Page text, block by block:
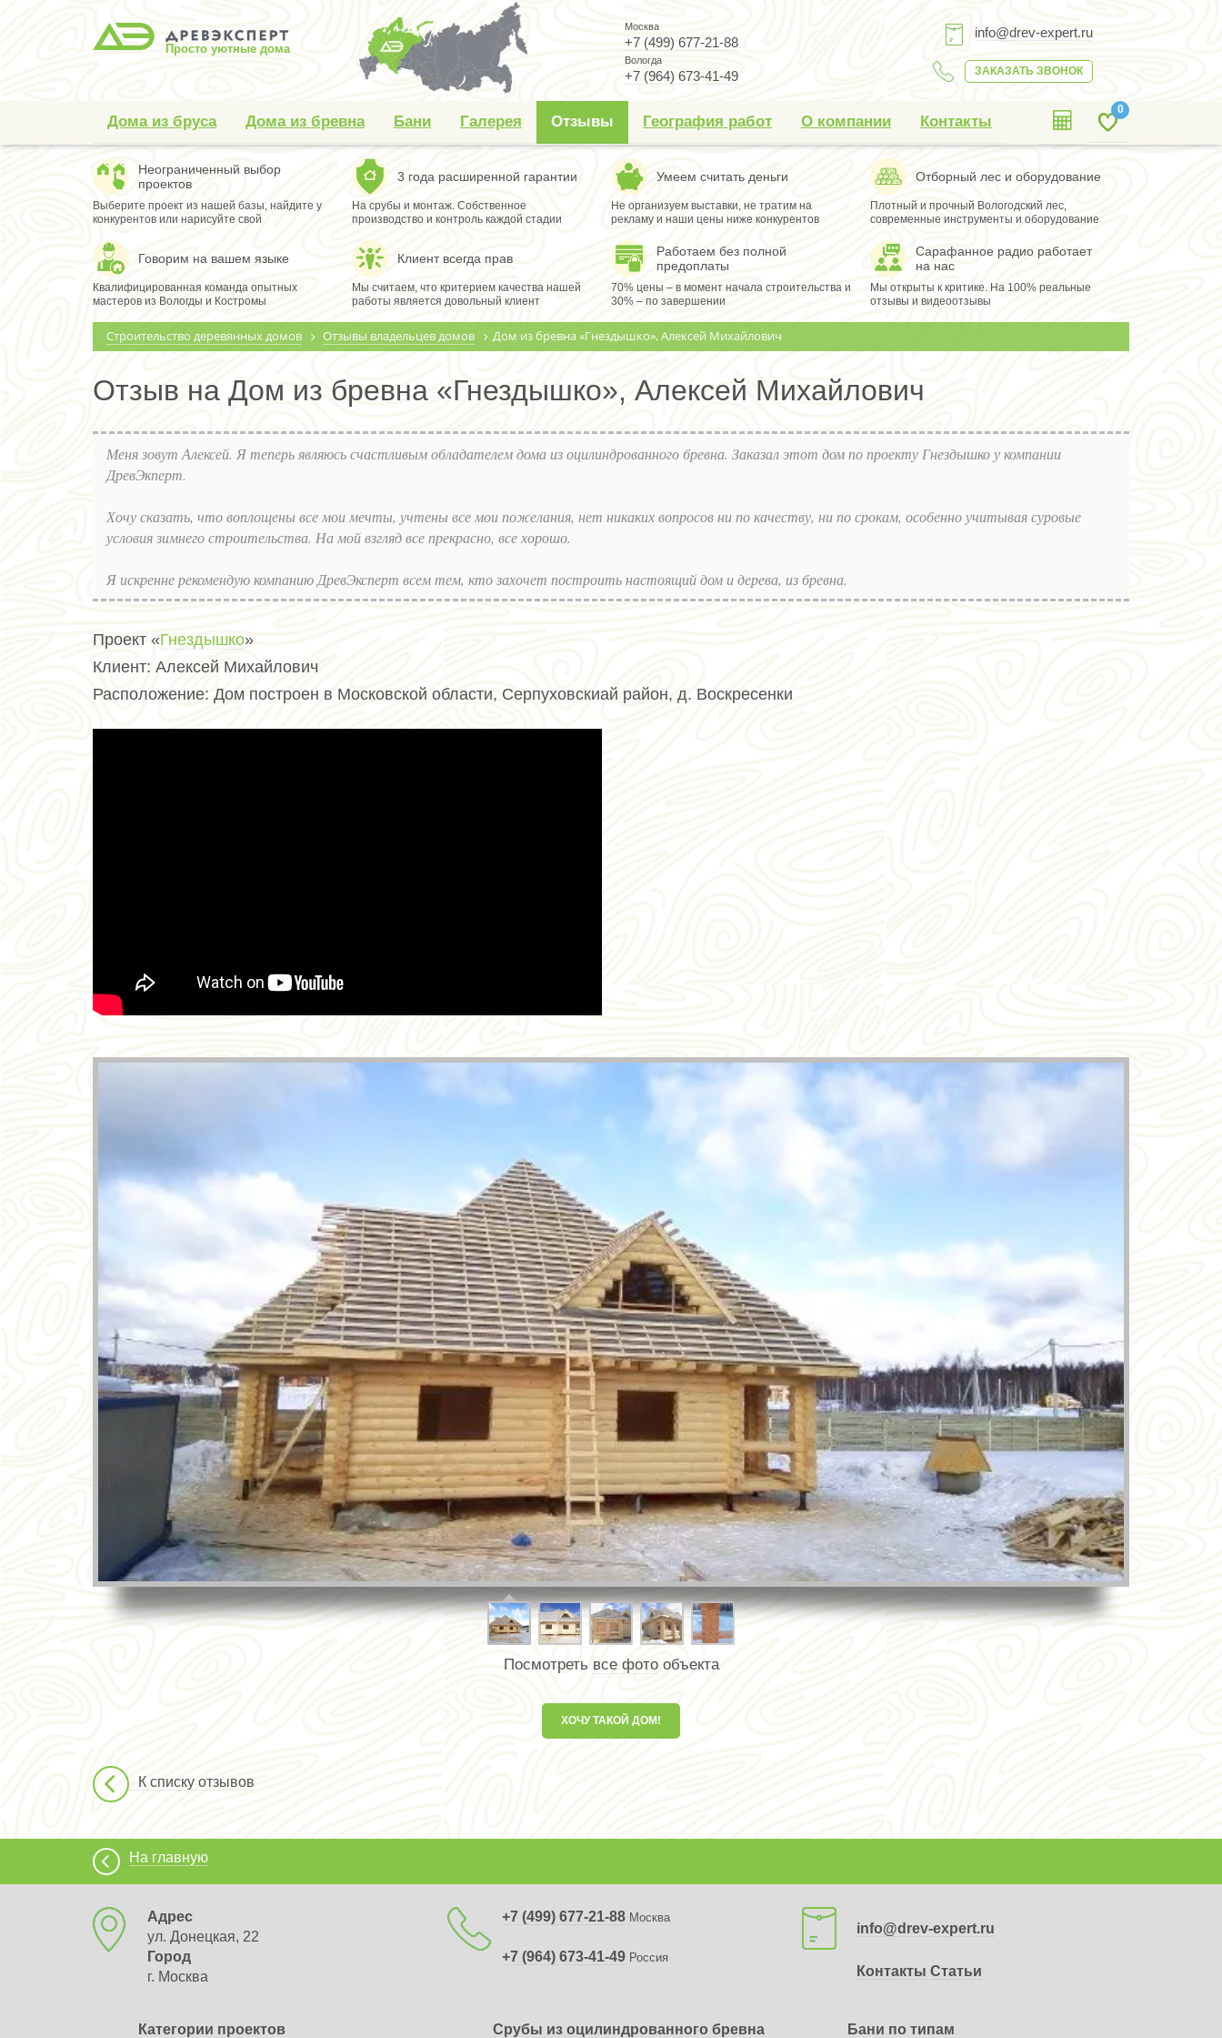
Просто уютные дома
Москва
+7 (499) 677-21-88
Вологда
+7 (964) 673-41-49
info@drev-expert.ru
ЗАКАЗАТЬ ЗВОНОК
Дома из бруса Дома из бревна Бани Галерея Отзывы География работ О компании Контакты
0
Неограниченный выбор
проектов
Выберите проект из нашей базы, найдите у
конкурентов или нарисуйте свой
3 года расширенной гарантии
На срубы и монтаж. Собственное
производство и контроль каждой стадии
Умеем считать деньги
Не организуем выставки, не тратим на
рекламу и наши цены ниже конкурентов
Отборный лес и оборудование
Плотный и прочный Вологодский лес,
современные инструменты и оборудование
Говорим на вашем языке
Квалифицированная команда опытных
мастеров из Вологды и Костромы
Клиент всегда прав
Мы считаем, что критерием качества нашей
работы является довольный клиент
Работаем без полной
предоплаты
70% цены – в момент начала строительства и
30% – по завершении
Сарафанное радио работает
на нас
Мы открыты к критике. На 100% реальные
отзывы и видеоотзывы
Строительство деревянных домов Отзывы владельцев домов Дом из бревна «Гнездышко», Алексей Михайлович
Отзыв на Дом из бревна «Гнездышко», Алексей Михайлович
Меня зовут Алексей. Я теперь являюсь счастливым обладателем дома из оцилиндрованного бревна. Заказал этот дом по проекту Гнездышко у компании
ДревЭкперт.
Хочу сказать, что воплощены все мои мечты, учтены все мои пожелания, нет никаких вопросов ни по качеству, ни по срокам, особенно учитывая суровые
условия зимнего строительства. На мой взгляд все прекрасно, все хорошо.
Я искренне рекомендую компанию ДревЭксперт всем тем, кто захочет построить настоящий дом и дерева, из бревна.
Проект «Гнездышко»
Клиент: Алексей Михайлович
Расположение: Дом построен в Московской области, Серпуховскиай район, д. Воскресенки
Посмотреть все фотообъекта
ХОЧУ ТАКОЙ ДОМ!
К списку отзывов
На главную
Адрес
ул. Донецкая, 22
Город
г. Москва
+7 (499) 677-21-88 Москва
+7 (964) 673-41-49 Россия
info@drev-expert.ru
Контакты Статьи
Категории проектов Срубы из оцилиндрованного бревна Бани по типам